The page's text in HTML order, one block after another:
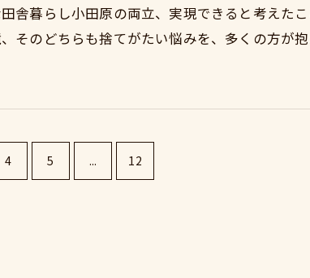
舎暮らし小田原の両立、実現できると考えた
そのどちらも捨てがたい悩みを、多くの方が
4 5 ... 12